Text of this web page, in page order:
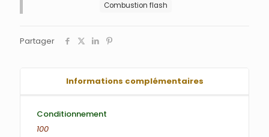
Combustion flash
Partager
Informations complémentaires
Conditionnement
100